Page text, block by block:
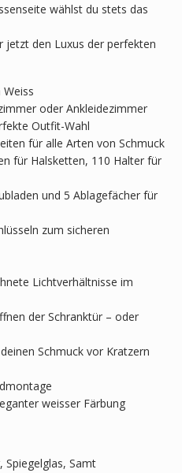
wählst du stets das
jetzt den Luxus der perfekten
oder Ankleidezimmer
Outfit-Wahl
für alle Arten von Schmuck
für Halsketten, 110 Halter für
und 5 Ablagefächer für
zum sicheren
Lichtverhältnisse im
der Schranktür – oder
Schmuck vor Kratzern
weisser Färbung
Samt